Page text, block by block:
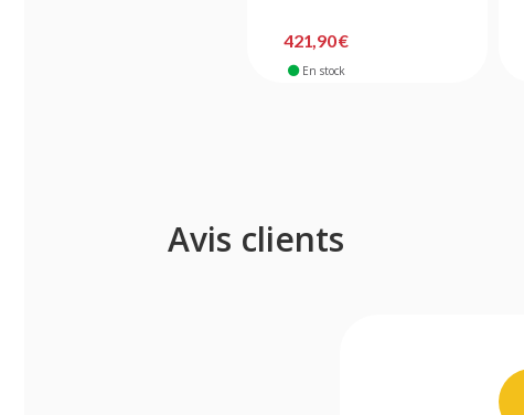
421,90 €
En stock
Avis clients